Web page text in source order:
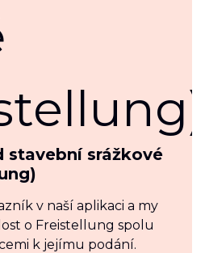
stavební srážkové
v naší aplikaci a my
o Freistellung spolu
k jejímu podání.